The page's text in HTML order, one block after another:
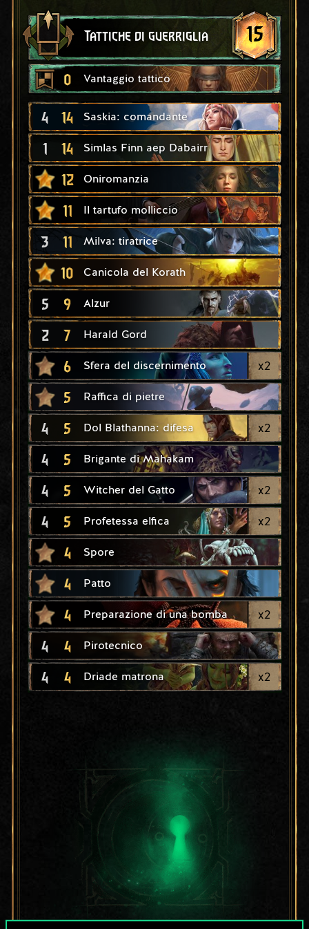
Tattiche di guerriglia 15
0 Vantaggio tattico
4 14 Saskia: comandante
1 14 Simlas Finn aep Dabairr
12 Oniromanzia
11 Il tartufo molliccio
3 11 Milva: tiratrice
10 Canicola del Korath
5 9 Alzur
2 7 Harald Gord
6 Sfera del discernimento x2
5 Raffica di pietre
4 5 Dol Blathanna: difesa x2
4 5 Brigante di Mahakam
4 5 Witcher del Gatto x2
4 5 Profetessa elfica x2
4 Spore
4 Patto
4 Preparazione di una bomba x2
4 4 Pirotecnico
4 4 Driade matrona x2